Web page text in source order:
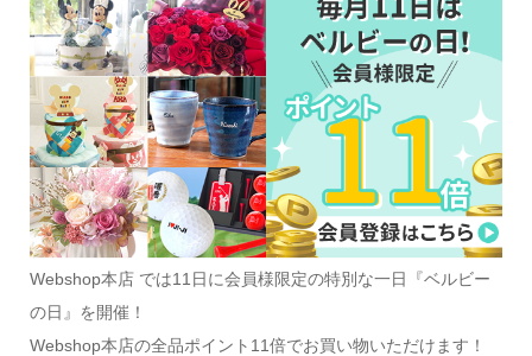
Webshop本店 では11日に会員様限定の特別な一日『ベルビー
の日』を開催！
Webshop本店の全品ポイント11倍でお買い物いただけます！